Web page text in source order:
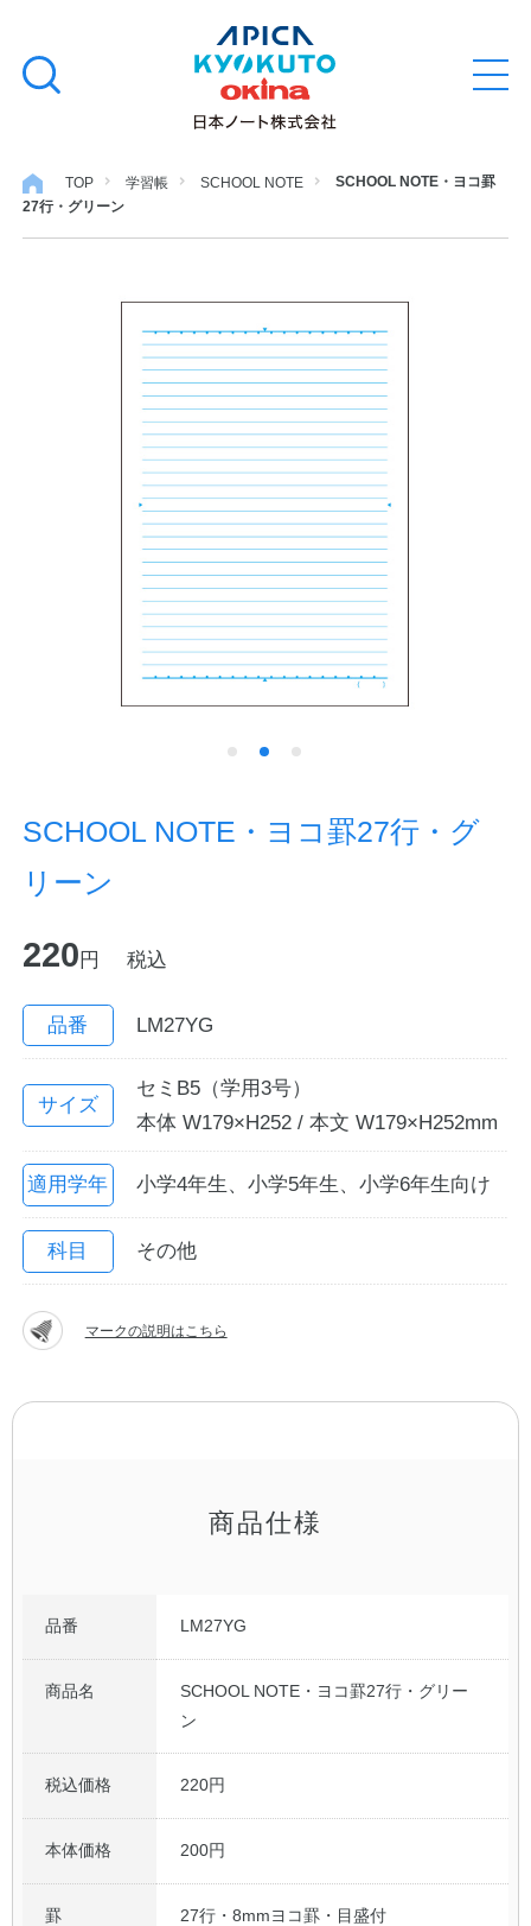
文
キ
ッ
開
検
る
ノート・メモ
ファイル・バインダー
日用・事務用品
特集・コラム
ノートの豆知識
探求・自主学習のすすめ
工場フォトツアー
企業情報
カタログ
English
教職員の皆さまへ
OEMご希望の方へ
TOP 学習帳 SCHOOL NOTE
SCHOOL NOTE・ヨコ罫
27行・グリーン
SCHOOL NOTE・ヨコ罫27行・グ
リーン
220 円 税込
品番 LM27YG
サイズ
セミB5（学用3号）
本体 W179×H252 / 本文 W179×H252mm
適用学年 小学4年生、小学5年生、小学6年生向け
科目 その他
マークの説明はこちら
商品仕様
品番 LM27YG
商品名
SCHOOL NOTE・ヨコ罫27行・グリー
ン
税込価格 220円
本体価格 200円
罫 27行・8mmヨコ罫・目盛付